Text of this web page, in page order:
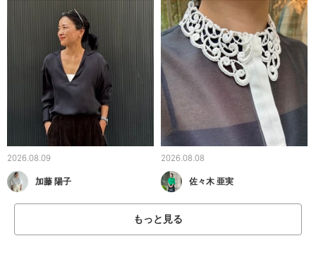
2026.08.09
加藤 陽子
2026.08.08
佐々木 亜実
もっと見る